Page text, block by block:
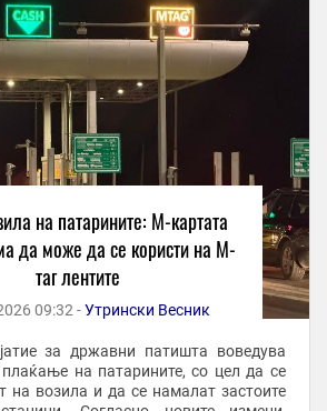
на патарините: М-картата
да може да се користи на М-
таг лентите
09:32 -Утрински Весник
за државни патишта воведува
на патарините, со цел да се
на возила и да се намалат застоите